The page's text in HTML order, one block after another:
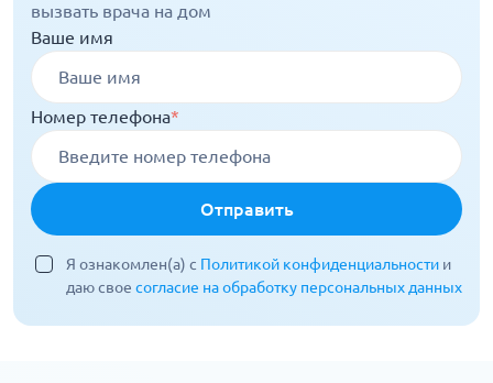
вызвать врача на дом
Ваше имя
Номер телефона*
Отправить
Я ознакомлен(а) с Политикой конфиденциальности и
даю свое согласие на обработку персональных данных